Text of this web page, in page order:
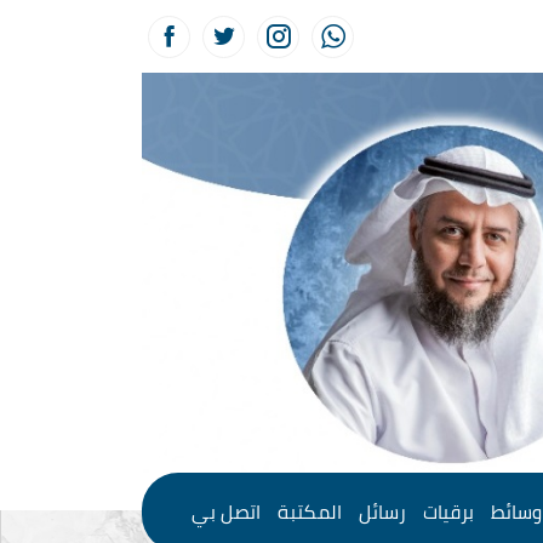
وسائط برقيات رسائل المكتبة اتصل بي